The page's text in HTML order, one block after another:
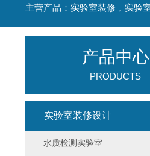
产品中心
PRODUCTS
实验室装修设计
水质检测实验室